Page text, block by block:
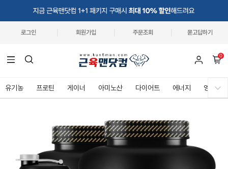
로그인 회원가입 주문조회 묻고답하기
0
유기농 프로틴 게이너 아미노산 다이어트 에너지 영양제